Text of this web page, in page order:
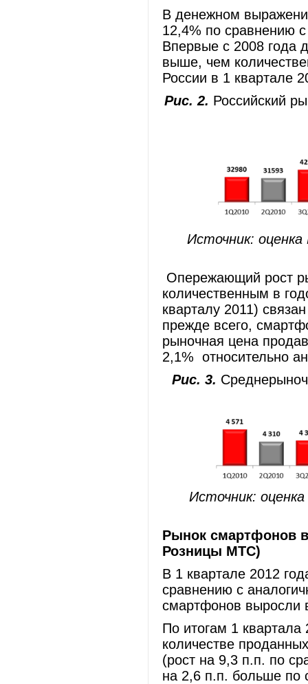
В денежном
12,4% по сравнению
Впервые с 2008 года
выше, чем
России в 1 квартале
Рис. 2. Российский
Источник:
Опережающий рост
количественным в
кварталу 2011)
прежде всего,
рыночная цена
2,1% относительно
Рис. 3.
Источник:
Рынок смартфонов в
Розницы МТС)
В 1 квартале 2012
сравнению с
смартфонов выросли
По итогам 1
количестве
(рост на 9,3 п.п. по
на 2,6 п.п. больше по